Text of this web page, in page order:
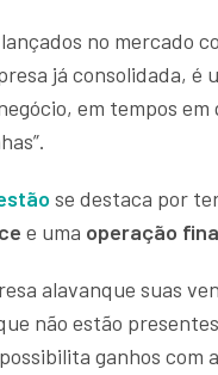
no mercado
já consolidada, é
em tempos
se destaca por
e uma operação
alavanque suas
não estão
ganhos com